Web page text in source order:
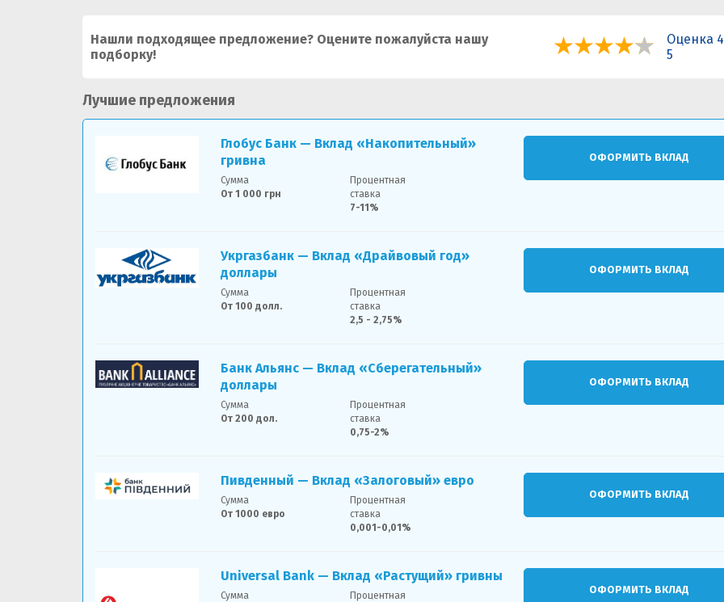
Нашли подходящее предложение? Оцените пожалуйста нашу
подборку!
Оценка
5
Лучшие предложения
Глобус Банк — Вклад «Накопительный»
гривна
Сумма
От 1 000 грн
Процентная
ставка
7-11%
ОФОРМИТЬ ВКЛАД
Укргазбанк — Вклад «Драйвовый год»
доллары
Сумма
От 100 долл.
Процентная
ставка
2,5 - 2,75%
ОФОРМИТЬ ВКЛАД
Банк Альянс — Вклад «Сберегательный»
доллары
Сумма
От 200 дол.
Процентная
ставка
0,75-2%
ОФОРМИТЬ ВКЛАД
Пивденный — Вклад «Залоговый» евро
Сумма
От 1000 евро
Процентная
ставка
0,001-0,01%
ОФОРМИТЬ ВКЛАД
Universal Bank — Вклад «Растущий» гривны
Сумма
Процентная
ОФОРМИТЬ ВКЛАД